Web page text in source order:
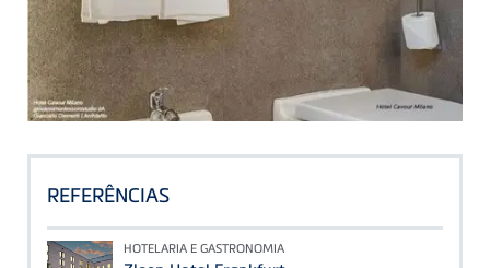
REFERÊNCIAS
HOTELARIA E GASTRONOMIA